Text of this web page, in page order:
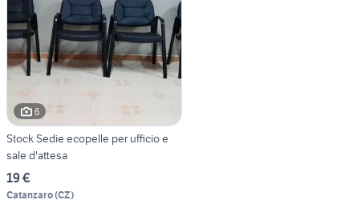
6
Stock Sedie ecopelle per ufficio e
sale d'attesa
19 €
Catanzaro(CZ)